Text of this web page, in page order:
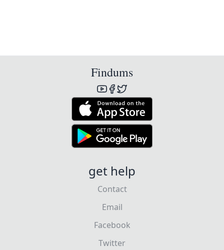
Findums
get help
Contact
Email
Facebook
Twitter